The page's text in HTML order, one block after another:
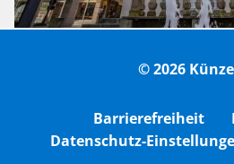
© 2026
Barrierefreiheit
Datenschutz-